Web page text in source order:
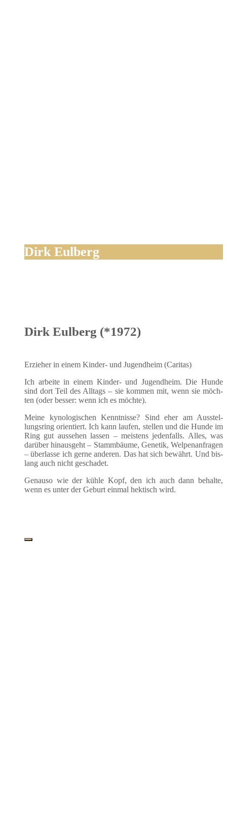
Dirk Eulberg
Dirk Eulberg (*1972)
Erzie­her in einem Kin­der- und Jugend­heim (Cari­tas)
Ich arbei­te in einem Kin­der- und Jugend­heim. Die Hun­de
sind dort Teil des All­tags – sie kom­men mit, wenn sie möch­
ten (oder bes­ser: wenn ich es möchte).
Mei­ne kyno­lo­gi­schen Kennt­nis­se? Sind eher am Aus­stel­
lungs­ring ori­en­tiert. Ich kann lau­fen, stel­len und die Hun­de im
Ring gut aus­se­hen las­sen – meis­tens jeden­falls. Alles, was
dar­über hin­aus­geht – Stamm­bäu­me, Gene­tik, Wel­pen­an­fra­gen
– über­las­se ich ger­ne ande­ren. Das hat sich bewährt. Und bis­
lang auch nicht geschadet.
Genau­so wie der küh­le Kopf, den ich auch dann behal­te,
wenn es unter der Geburt ein­mal hek­tisch wird.